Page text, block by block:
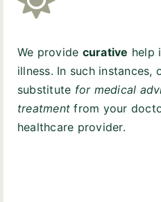
We provide curative help
illness. In such instances,
substitute for medical
treatment from your
healthcare provider.